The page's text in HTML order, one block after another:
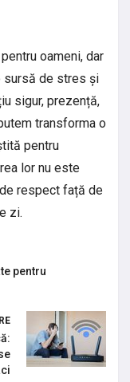
oameni, dar
sursă de stres și
sigur, prezență,
transforma o
pentru
lor nu este
respect față de
zi.
pentru